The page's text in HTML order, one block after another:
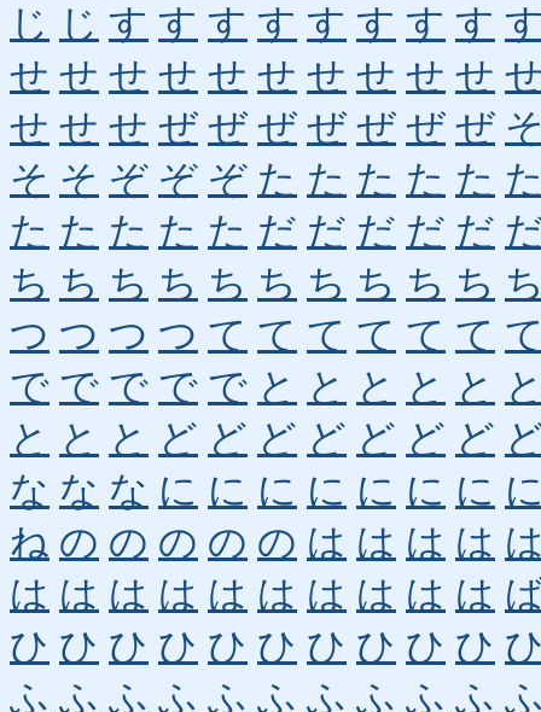
じ じ す す す す す す す す
せ せ せ せ せ せ せ せ せ せ
せ せ せ ぜ ぜ ぜ ぜ ぜ ぜ ぜ
そ そ ぞ ぞ ぞ た た た た た
た た た た た だ だ だ だ だ
ち ち ち ち ち ち ち ち ち ち
つ つ つ つ て て て て て て
で で で で で と と と と と
と と と ど ど ど ど ど ど ど
な な な に に に に に に に
ね の の の の の は は は は
は は は は は は は は は は
ひ ひ ひ ひ ひ ひ ひ ひ ひ ひ
ふ ふ ふ ふ ふ ふ ふ ふ ふ ふ